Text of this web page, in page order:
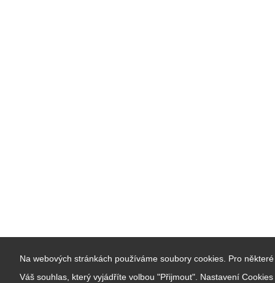
Na webových stránkách používáme soubory cookies. Pro
Váš souhlas, který vyjádříte volbou "Přijmout". Nastavení